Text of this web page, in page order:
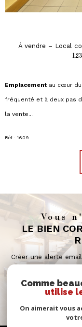
À vendre – Local
Emplacement au cœur
fréquenté et à deux pas
la vente...
Réf : 1609
Vous
LE BIEN
Créer une alerte
votre
Comme
utilise
On aimerait vous